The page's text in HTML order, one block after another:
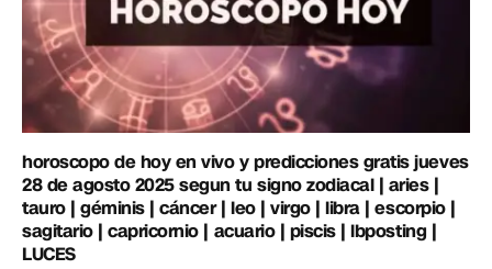
horoscopo de hoy en vivo y predicciones gratis jueves
28 de agosto 2025 segun tu signo zodiacal | aries |
tauro | géminis | cáncer | leo | virgo | libra | escorpio |
sagitario | capricornio | acuario | piscis | lbposting |
LUCES